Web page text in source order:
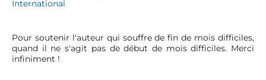
Pour soutenir l'auteur qui souffre de fin de mois difficiles,
quand il ne s'agit pas de début de mois difficiles. Merci
infiniment !